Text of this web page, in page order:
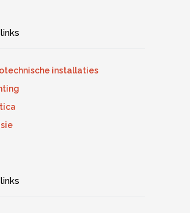
installaties